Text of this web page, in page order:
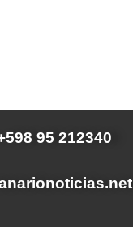
95 212340